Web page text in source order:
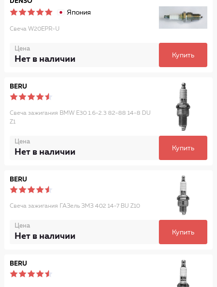
Япония
Свеча W20EPR-U
Цена
Нет в наличии Купить
BERU
Свеча зажигания BMW E30 1.6-2.3 82-88 14-8 DU
Z1
Цена
Нет в наличии Купить
BERU
Свеча зажигания ГАЗель ЗМЗ 402 14-7 BU Z10
Цена
Нет в наличии Купить
BERU